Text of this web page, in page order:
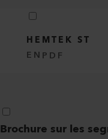
HEMTEK ST
EN PDF
Brochure sur les